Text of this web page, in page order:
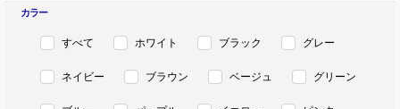
カラー
すべて ホワイト ブラック グレー
ネイビー ブラウン ベージュ グリーン